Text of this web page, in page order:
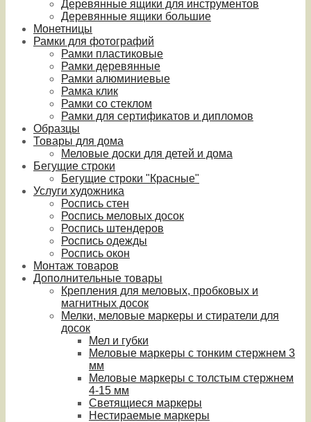
Деревянные ящики для инструментов
Деревянные ящики большие
Монетницы
Рамки для фотографий
Рамки пластиковые
Рамки деревянные
Рамки алюминиевые
Рамка клик
Рамки со стеклом
Рамки для сертификатов и дипломов
Образцы
Товары для дома
Меловые доски для детей и дома
Бегущие строки
Бегущие строки "Красные"
Услуги художника
Роспись стен
Роспись меловых досок
Роспись штендеров
Роспись одежды
Роспись окон
Монтаж товаров
Дополнительные товары
Крепления для меловых, пробковых и
магнитных досок
Мелки, меловые маркеры и стиратели для
досок
Мел и губки
Меловые маркеры с тонким стержнем 3
мм
Меловые маркеры с толстым стержнем
4-15 мм
Светящиеся маркеры
Нестираемые маркеры